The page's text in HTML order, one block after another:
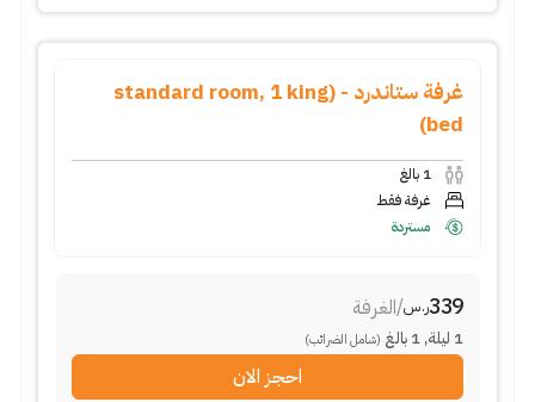
غرفة ستاندرد - (standard room, 1 king
bed)
1 بالغ
غرفة فقط
مستردة
339ر.س/الغرفة
1 ليلة,
1 بالغ (شامل الضرائب)
احجز الان